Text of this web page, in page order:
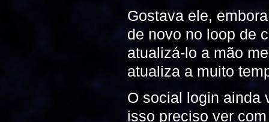
Gostava ele,
de novo no loop de
atualizá-lo a mão
atualiza a muito
O social login ainda
isso preciso ver